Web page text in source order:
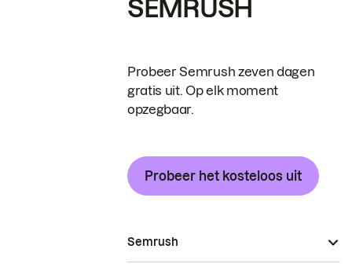
SEMRUSH
Probeer Semrush zeven dagen
gratis uit. Op elk moment
opzegbaar.
Probeer het kosteloos uit
Semrush